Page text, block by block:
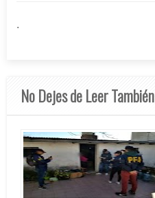
.
No Dejes de Leer También